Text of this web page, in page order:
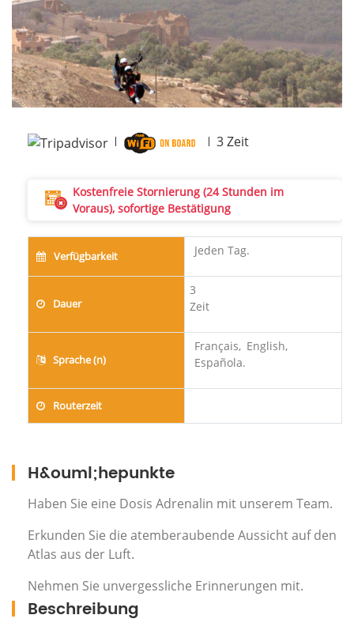
3Zeit
Kostenfreie Stornierung (24 Stunden im
Voraus), sofortige Bestätigung
Verfügbarkeit Jeden Tag.
Dauer
3
Zeit
Sprache (n)
Français, English,
Española.
Routerzeit
H&ouml;hepunkte
Haben Sie eine Dosis Adrenalin mit unserem Team.
Erkunden Sie die atemberaubende Aussicht auf den
Atlas aus der Luft.
Nehmen Sie unvergessliche Erinnerungen mit.
Beschreibung